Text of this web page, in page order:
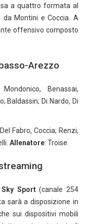
a quattro formata al
da Montini e Coccia. A
offensivo composto
Arezzo
Benassai,
Baldassin; Di Nardo, Di
Fabro, Coccia; Renzi,
Allenatore: Troise.
Sky Sport(canale 254
sarà a disposizione in
sui dispositivi mobili